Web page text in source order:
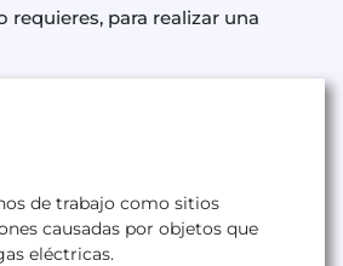
requieres, para realizar una
de trabajo como sitios
causadas por objetos que
eléctricas.